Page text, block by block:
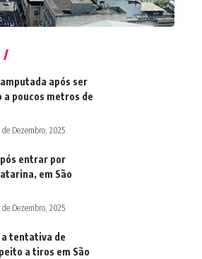
após ser
a poucos metros de
de Dezembro, 2025
entrar por
em São
de Dezembro, 2025
tentativa de
a tiros em São